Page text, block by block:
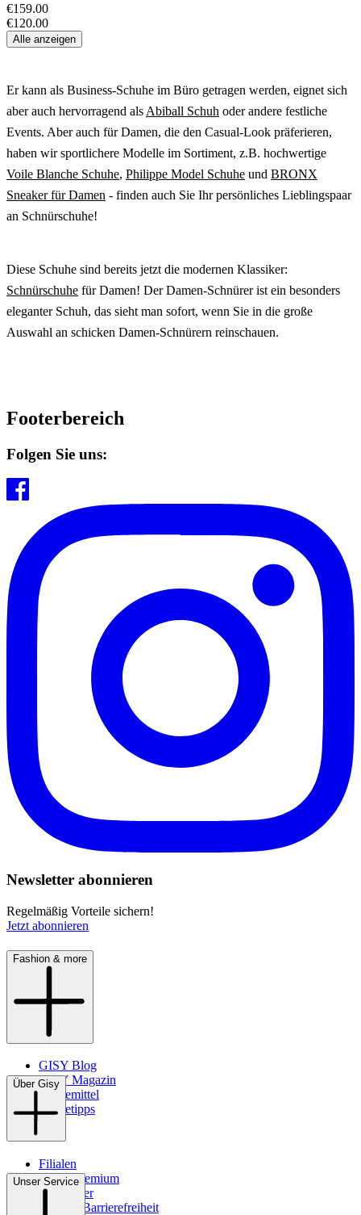
€159.00
€120.00
Alle anzeigen
Er kann als Business-Schuhe im Büro getragen werden, eignet sich
aber auch hervorragend als Abiball Schuh oder andere festliche
Events. Aber auch für Damen, die den Casual-Look präferieren,
haben wir sportlichere Modelle im Sortiment, z.B. hochwertige
Voile Blanche Schuhe, Philippe Model Schuhe und BRONX
Sneaker für Damen - finden auch Sie Ihr persönliches Lieblingspaar
an Schnürschuhe!
Diese Schuhe sind bereits jetzt die modernen Klassiker:
Schnürschuhe für Damen! Der Damen-Schnürer ist ein besonders
eleganter Schuh, das sieht man sofort, wenn Sie in die große
Auswahl an schicken Damen-Schnürern reinschauen.
Footerbereich
Folgen Sie uns:
Newsletter abonnieren
Regelmäßig Vorteile sichern!
Jetzt abonnieren
Fashion & more
GISY Blog
GISY Magazin
Pflegemittel
Pflegetipps
Über Gisy
Filialen
WMS-Premium
Newsletter
Digitale Barrierefreiheit
Unser Service